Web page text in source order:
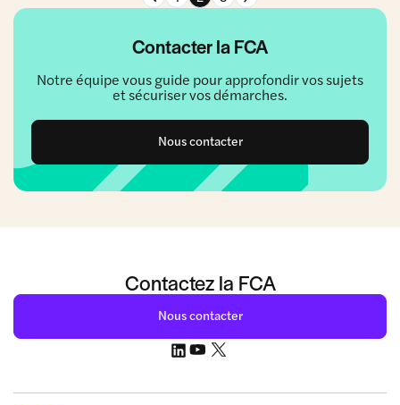
Contacter la FCA
Notre équipe vous guide pour approfondir vos sujets
et sécuriser vos démarches.
Nous contacter
Contactez la FCA
Nous contacter